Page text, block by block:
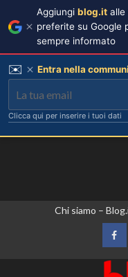
Chi siamo –
Aggiungi blog.it alle
preferite su Google
sempre informato
✉️ Entra nella
Clicca qui per inserire i tuoi dati